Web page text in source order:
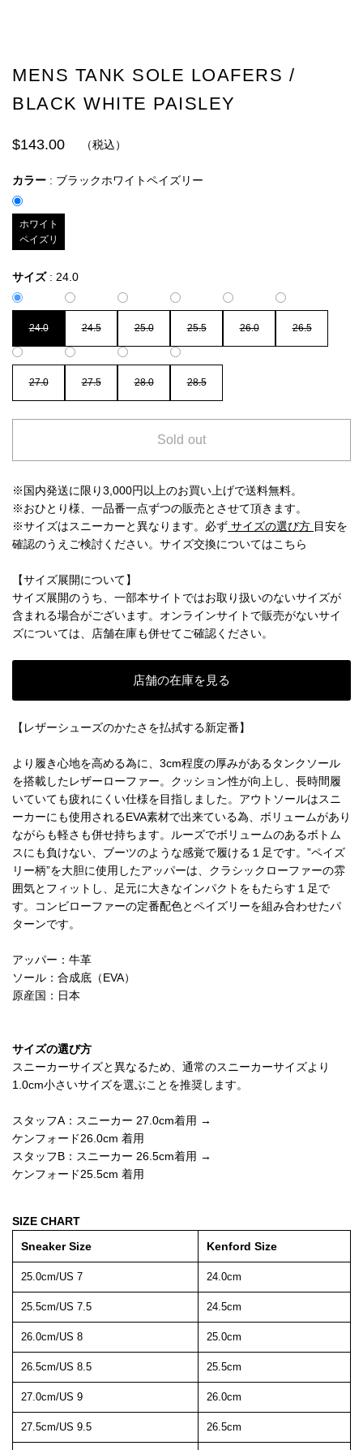
MENS TANK SOLE LOAFERS /
BLACK WHITE PAISLEY
$143.00 （税込）
カラー : ブラックホワイトペイズリー
ブラック
ホワイト
ペイズリ
サイズ : 24.0
24.0 24.5 25.0 25.5 26.0 26.5
27.0 27.5 28.0 28.5
Sold out
※国内発送に限り3,000円以上のお買い上げで送料無料。
※おひとり様、一品番一点ずつの販売とさせて頂きます。
※サイズはスニーカーと異なります。必ず サイズの選び方 目安を
確認のうえご検討ください。 サイズ交換についてはこちら
【サイズ展開について】
サイズ展開のうち、一部本サイトではお取り扱いのないサイズが
含まれる場合がございます。オンラインサイトで販売がないサイ
ズについては、店舗在庫も併せてご確認ください。
店舗の在庫を見る
【レザーシューズのかたさを払拭する新定番】
より履き心地を高める為に、3cm程度の厚みがあるタンクソール
を搭載したレザーローファー。クッション性が向上し、長時間履
いていても疲れにくい仕様を目指しました。アウトソールはスニ
ーカーにも使用されるEVA素材で出来ている為、ボリュームがあり
ながらも軽さも併せ持ちます。ルーズでボリュームのあるボトム
スにも負けない、ブーツのような感覚で履ける１足です。”ペイズ
リー柄”を大胆に使用したアッパーは、クラシックローファーの雰
囲気とフィットし、足元に大きなインパクトをもたらす１足で
す。コンビローファーの定番配色とペイズリーを組み合わせたパ
ターンです。
アッパー：牛革
ソール：合成底（EVA）
原産国：日本
サイズの選び方
スニーカーサイズと異なるため、通常のスニーカーサイズより
1.0cm小さいサイズを選ぶことを推奨します。
スタッフA：スニーカー 27.0cm着用 →
ケンフォード26.0cm 着用
スタッフB：スニーカー 26.5cm着用 →
ケンフォード25.5cm 着用
SIZE CHART
Sneaker Size
Kenford Size
25.0cm/US 7 24.0cm
25.5cm/US 7.5 24.5cm
26.0cm/US 8 25.0cm
26.5cm/US 8.5 25.5cm
27.0cm/US 9 26.0cm
27.5cm/US 9.5 26.5cm